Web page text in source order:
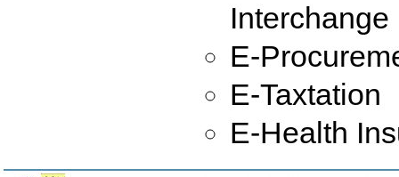
Interchange
E-
E-Taxtation
E-Health